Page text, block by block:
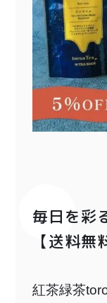
毎日を彩
【送料無
紅茶緑茶